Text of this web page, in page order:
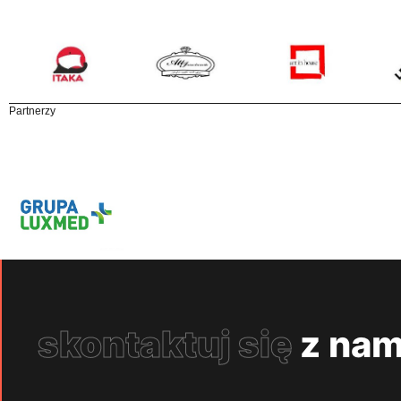
Partnerzy
skontaktuj się z